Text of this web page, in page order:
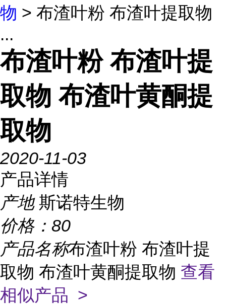
物 > 布渣叶粉 布渣叶提取物
...
布渣叶粉 布渣叶提
取物 布渣叶黄酮提
取物
2020-11-03
产品详情
产地 斯诺特生物
价格： 80
产品名称布渣叶粉 布渣叶提
取物 布渣叶黄酮提取物 查看
相似产品 >